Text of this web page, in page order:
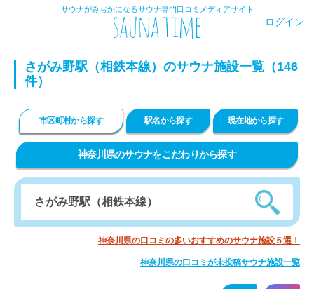
サウナがみぢかになるサウナ専門口コミメディアサイト
ログイン
さがみ野駅（相鉄本線）のサウナ施設一覧（146
件）
市区町村から探す 駅名から探す 現在地から探す
神奈川県のサウナをこだわりから探す
神奈川県の口コミの多いおすすめのサウナ施設５選！
神奈川県の口コミが未投稿サウナ施設一覧